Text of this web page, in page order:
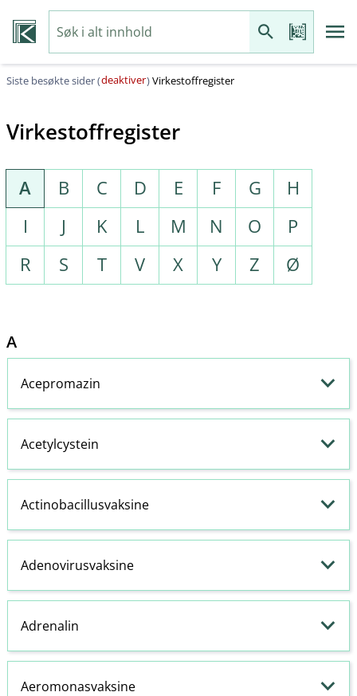
Siste besøkte sider (deaktiver)Virkestoffregister
Virkestoffregister
A B C D E F G
H
I
J K L M N O
P
R
S T V X Y Z Ø
A
Acepromazin
Acetylcystein
Actinobacillusvaksine
Adenovirusvaksine
Adrenalin
Aeromonasvaksine